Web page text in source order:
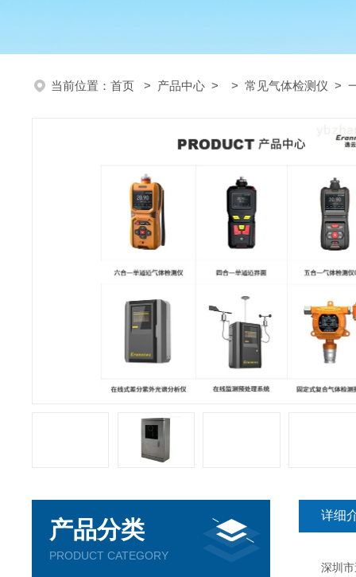
当前位置： 首页 > 产品中心 > > 常见气体检测仪 >
产品分类
PRODUCT CATEGORY
详细
深圳市逸